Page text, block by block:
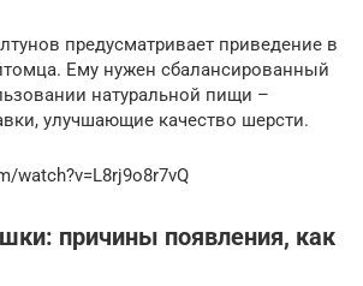
предусматривает приведение в
Ему нужен сбалансированный
натуральной пищи –
улучшающие качество шерсти.
watch?v=L8rj9o8r7vQ
причины появления, как